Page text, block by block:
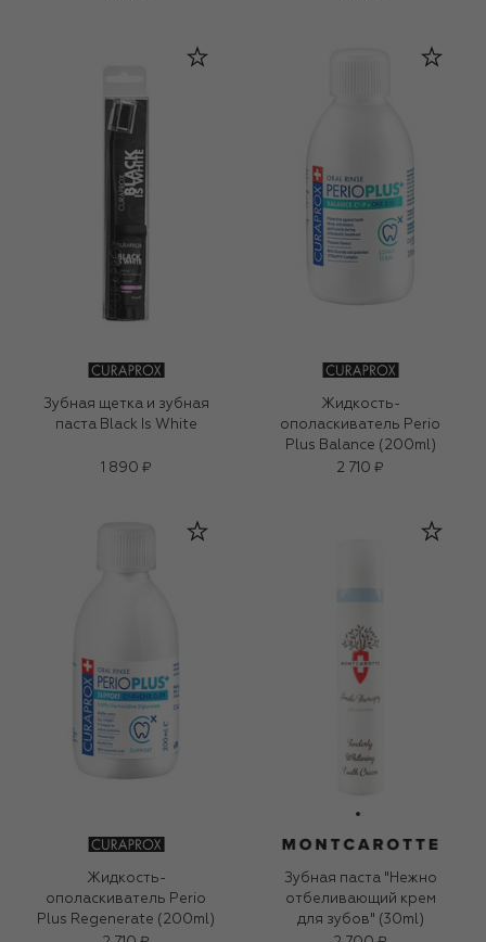
Зубная щетка и зубная
паста Black Is White
1 890 ₽
Жидкость-
ополаскиватель Perio
Plus Balance (200ml)
2 710 ₽
Жидкость-
ополаскиватель Perio
Plus Regenerate (200ml)
Зубная паста "Нежно
отбеливающий крем
для зубов" (30ml)